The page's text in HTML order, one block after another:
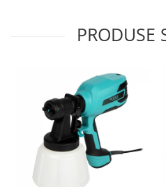
Unelte manuale de gradina -
Folie si plase pt plante
Masini de maturat manuale
Masini batut stalpi
Pentru Casa si Camping
Aragaze, plite, piese butelii de
voiaj
PRODUSE